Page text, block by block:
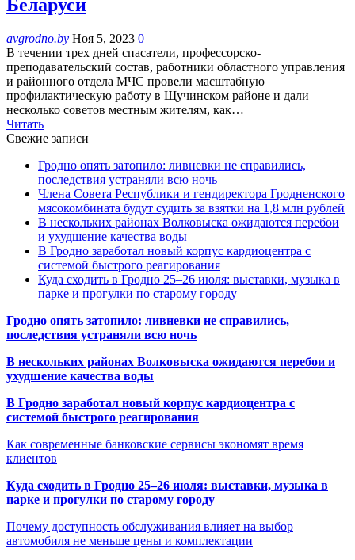
Беларуси
avgrodno.by Ноя 5, 2023 0
В течении трех дней спасатели, профессорско-
преподавательский состав, работники областного управления
и районного отдела МЧС провели масштабную
профилактическую работу в Щучинском районе и дали
несколько советов местным жителям, как…
Читать
Свежие записи
Гродно опять затопило: ливневки не справились,
последствия устраняли всю ночь
Члена Совета Республики и гендиректора Гродненского
мясокомбината будут судить за взятки на 1,8 млн рублей
В нескольких районах Волковыска ожидаются перебои
и ухудшение качества воды
В Гродно заработал новый корпус кардиоцентра с
системой быстрого реагирования
Куда сходить в Гродно 25–26 июля: выставки, музыка в
парке и прогулки по старому городу
Гродно опять затопило: ливневки не справились,
последствия устраняли всю ночь
В нескольких районах Волковыска ожидаются перебои и
ухудшение качества воды
В Гродно заработал новый корпус кардиоцентра с
системой быстрого реагирования
Как современные банковские сервисы экономят время
клиентов
Куда сходить в Гродно 25–26 июля: выставки, музыка в
парке и прогулки по старому городу
Почему доступность обслуживания влияет на выбор
автомобиля не меньше цены и комплектации